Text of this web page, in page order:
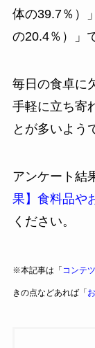
体の39.7％）
の20.4％）」
毎日の食卓に
手軽に立ち寄
とが多いよう
アンケート結
果】食料品や
ください。
※本記事は「 コンテ
きの点などあれば「